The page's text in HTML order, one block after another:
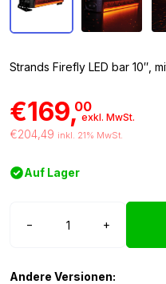
Strands Firefly LED bar 10″,
€169,00
exkl. MwSt.
€204,49 inkl. 21% MwSt.
Auf Lager
−
Firefly
+
Andere Versionen: